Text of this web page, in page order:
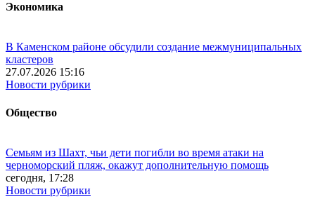
Экономика
В Каменском районе обсудили создание межмуниципальных
кластеров
27.07.2026 15:16
Новости рубрики
Общество
Семьям из Шахт, чьи дети погибли во время атаки на
черноморский пляж, окажут дополнительную помощь
сегодня, 17:28
Новости рубрики